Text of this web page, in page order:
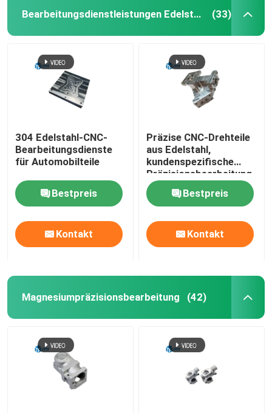
Bearbeitungsdienstleistungen Edelstahl CNC (33)
304 Edelstahl-CNC-
Bearbeitungsdienste
für Automobilteile
Bestpreis
Kontakt
Präzise CNC-Drehteile
aus Edelstahl,
kundenspezifische
Präzisionsbearbeitung
Bestpreis
Kontakt
Magnesiumpräzisionsbearbeitung (42)